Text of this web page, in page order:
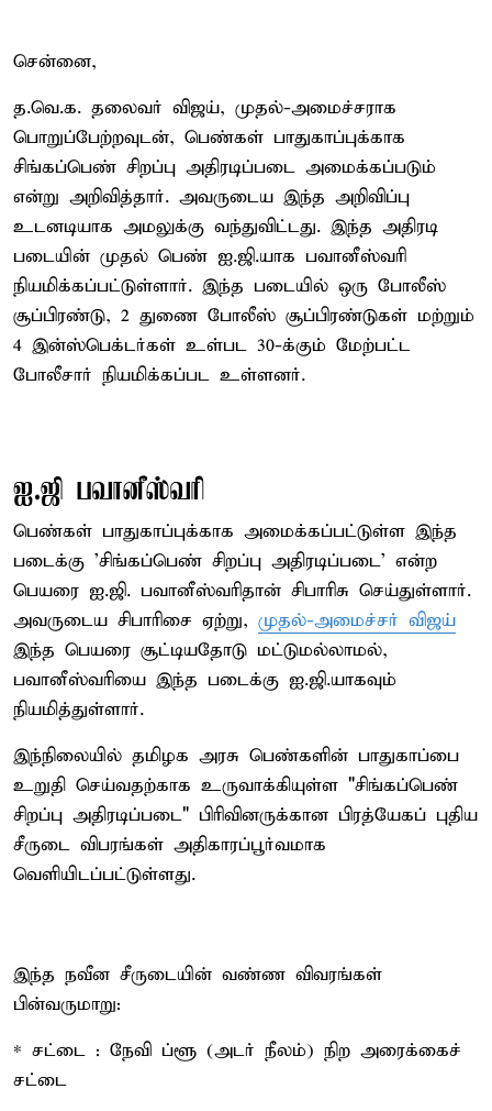
சென்னை,
த.வெ.க. தலைவர் விஜய், முதல்-அமைச்சராக
பொறுப்பேற்றவுடன், பெண்கள் பாதுகாப்புக்காக
சிங்கப்பெண் சிறப்பு அதிரடிப்படை அமைக்கப்படும்
என்று அறிவித்தார். அவருடைய இந்த அறிவிப்பு
உடனடியாக அமலுக்கு வந்துவிட்டது. இந்த அதிரடி
படையின் முதல் பெண் ஐ.ஜி.யாக பவானீஸ்வரி
நியமிக்கப்பட்டுள்ளார். இந்த படையில் ஒரு போலீஸ்
சூப்பிரண்டு, 2 துணை போலீஸ் சூப்பிரண்டுகள் மற்றும்
4 இன்ஸ்பெக்டர்கள் உள்பட 30-க்கும் மேற்பட்ட
போலீசார் நியமிக்கப்பட உள்ளனர்.
ஐ.ஜி பவானீஸ்வரி
பெண்கள் பாதுகாப்புக்காக அமைக்கப்பட்டுள்ள இந்த
படைக்கு 'சிங்கப்பெண் சிறப்பு அதிரடிப்படை' என்ற
பெயரை ஐ.ஜி. பவானீஸ்வரிதான் சிபாரிசு செய்துள்ளார்.
அவருடைய சிபாரிசை ஏற்று, முதல்-அமைச்சர் விஜய்
இந்த பெயரை சூட்டியதோடு மட்டுமல்லாமல்,
பவானீஸ்வரியை இந்த படைக்கு ஐ.ஜி.யாகவும்
நியமித்துள்ளார்.
இந்நிலையில் தமிழக அரசு பெண்களின் பாதுகாப்பை
உறுதி செய்வதற்காக உருவாக்கியுள்ள "சிங்கப்பெண்
சிறப்பு அதிரடிப்படை" பிரிவினருக்கான பிரத்யேகப் புதிய
சீருடை விபரங்கள் அதிகாரப்பூர்வமாக
வெளியிடப்பட்டுள்ளது.
இந்த நவீன சீருடையின் வண்ண விவரங்கள்
பின்வருமாறு:
* சட்டை : நேவி ப்ளூ (அடர் நீலம்) நிற அரைக்கைச்
சட்டை